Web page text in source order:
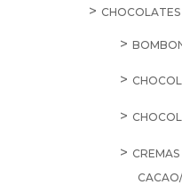
CHOCOLATES
CREMAS